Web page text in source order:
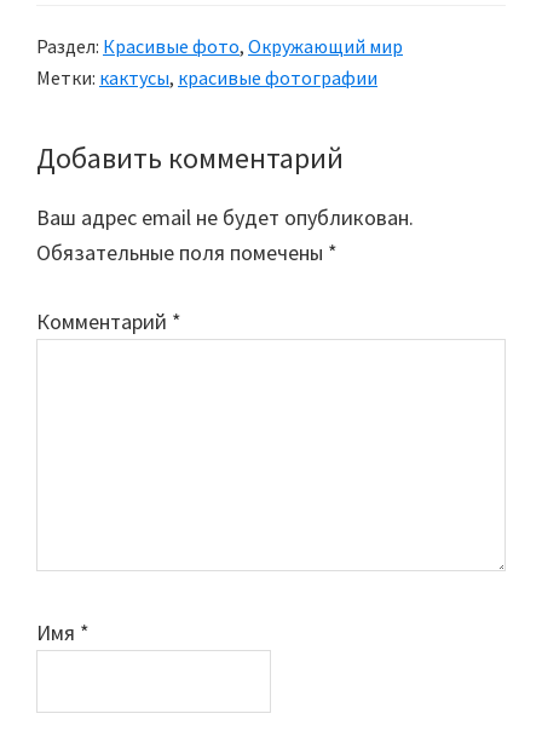
Раздел: Красивые фото, Окружающий мир
Метки: кактусы, красивые фотографии
Reader
Interactions
Добавить комментарий
Ваш адрес email не будет опубликован.
Обязательные поля помечены *
Комментарий *
Имя *